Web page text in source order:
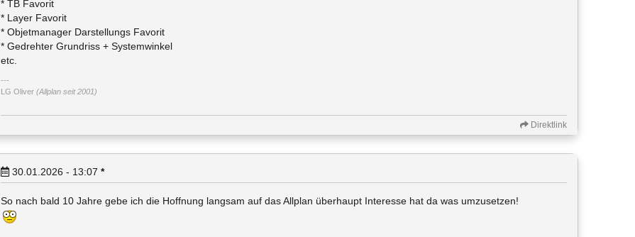
* TB Favorit
* Layer Favorit
* Objetmanager Darstellungs Favorit
* Gedrehter Grundriss + Systemwinkel
etc.
LG Oliver (Allplan seit 2001)
Direktlink
30.01.2026 - 13:07 *
So nach bald 10 Jahre gebe ich die Hoffnung langsam auf das Allplan überhaupt Interesse hat da was umzusetzen!